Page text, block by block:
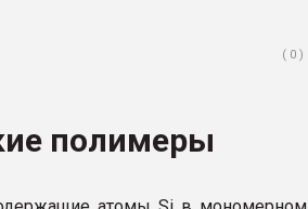
( 0 )
полимеры